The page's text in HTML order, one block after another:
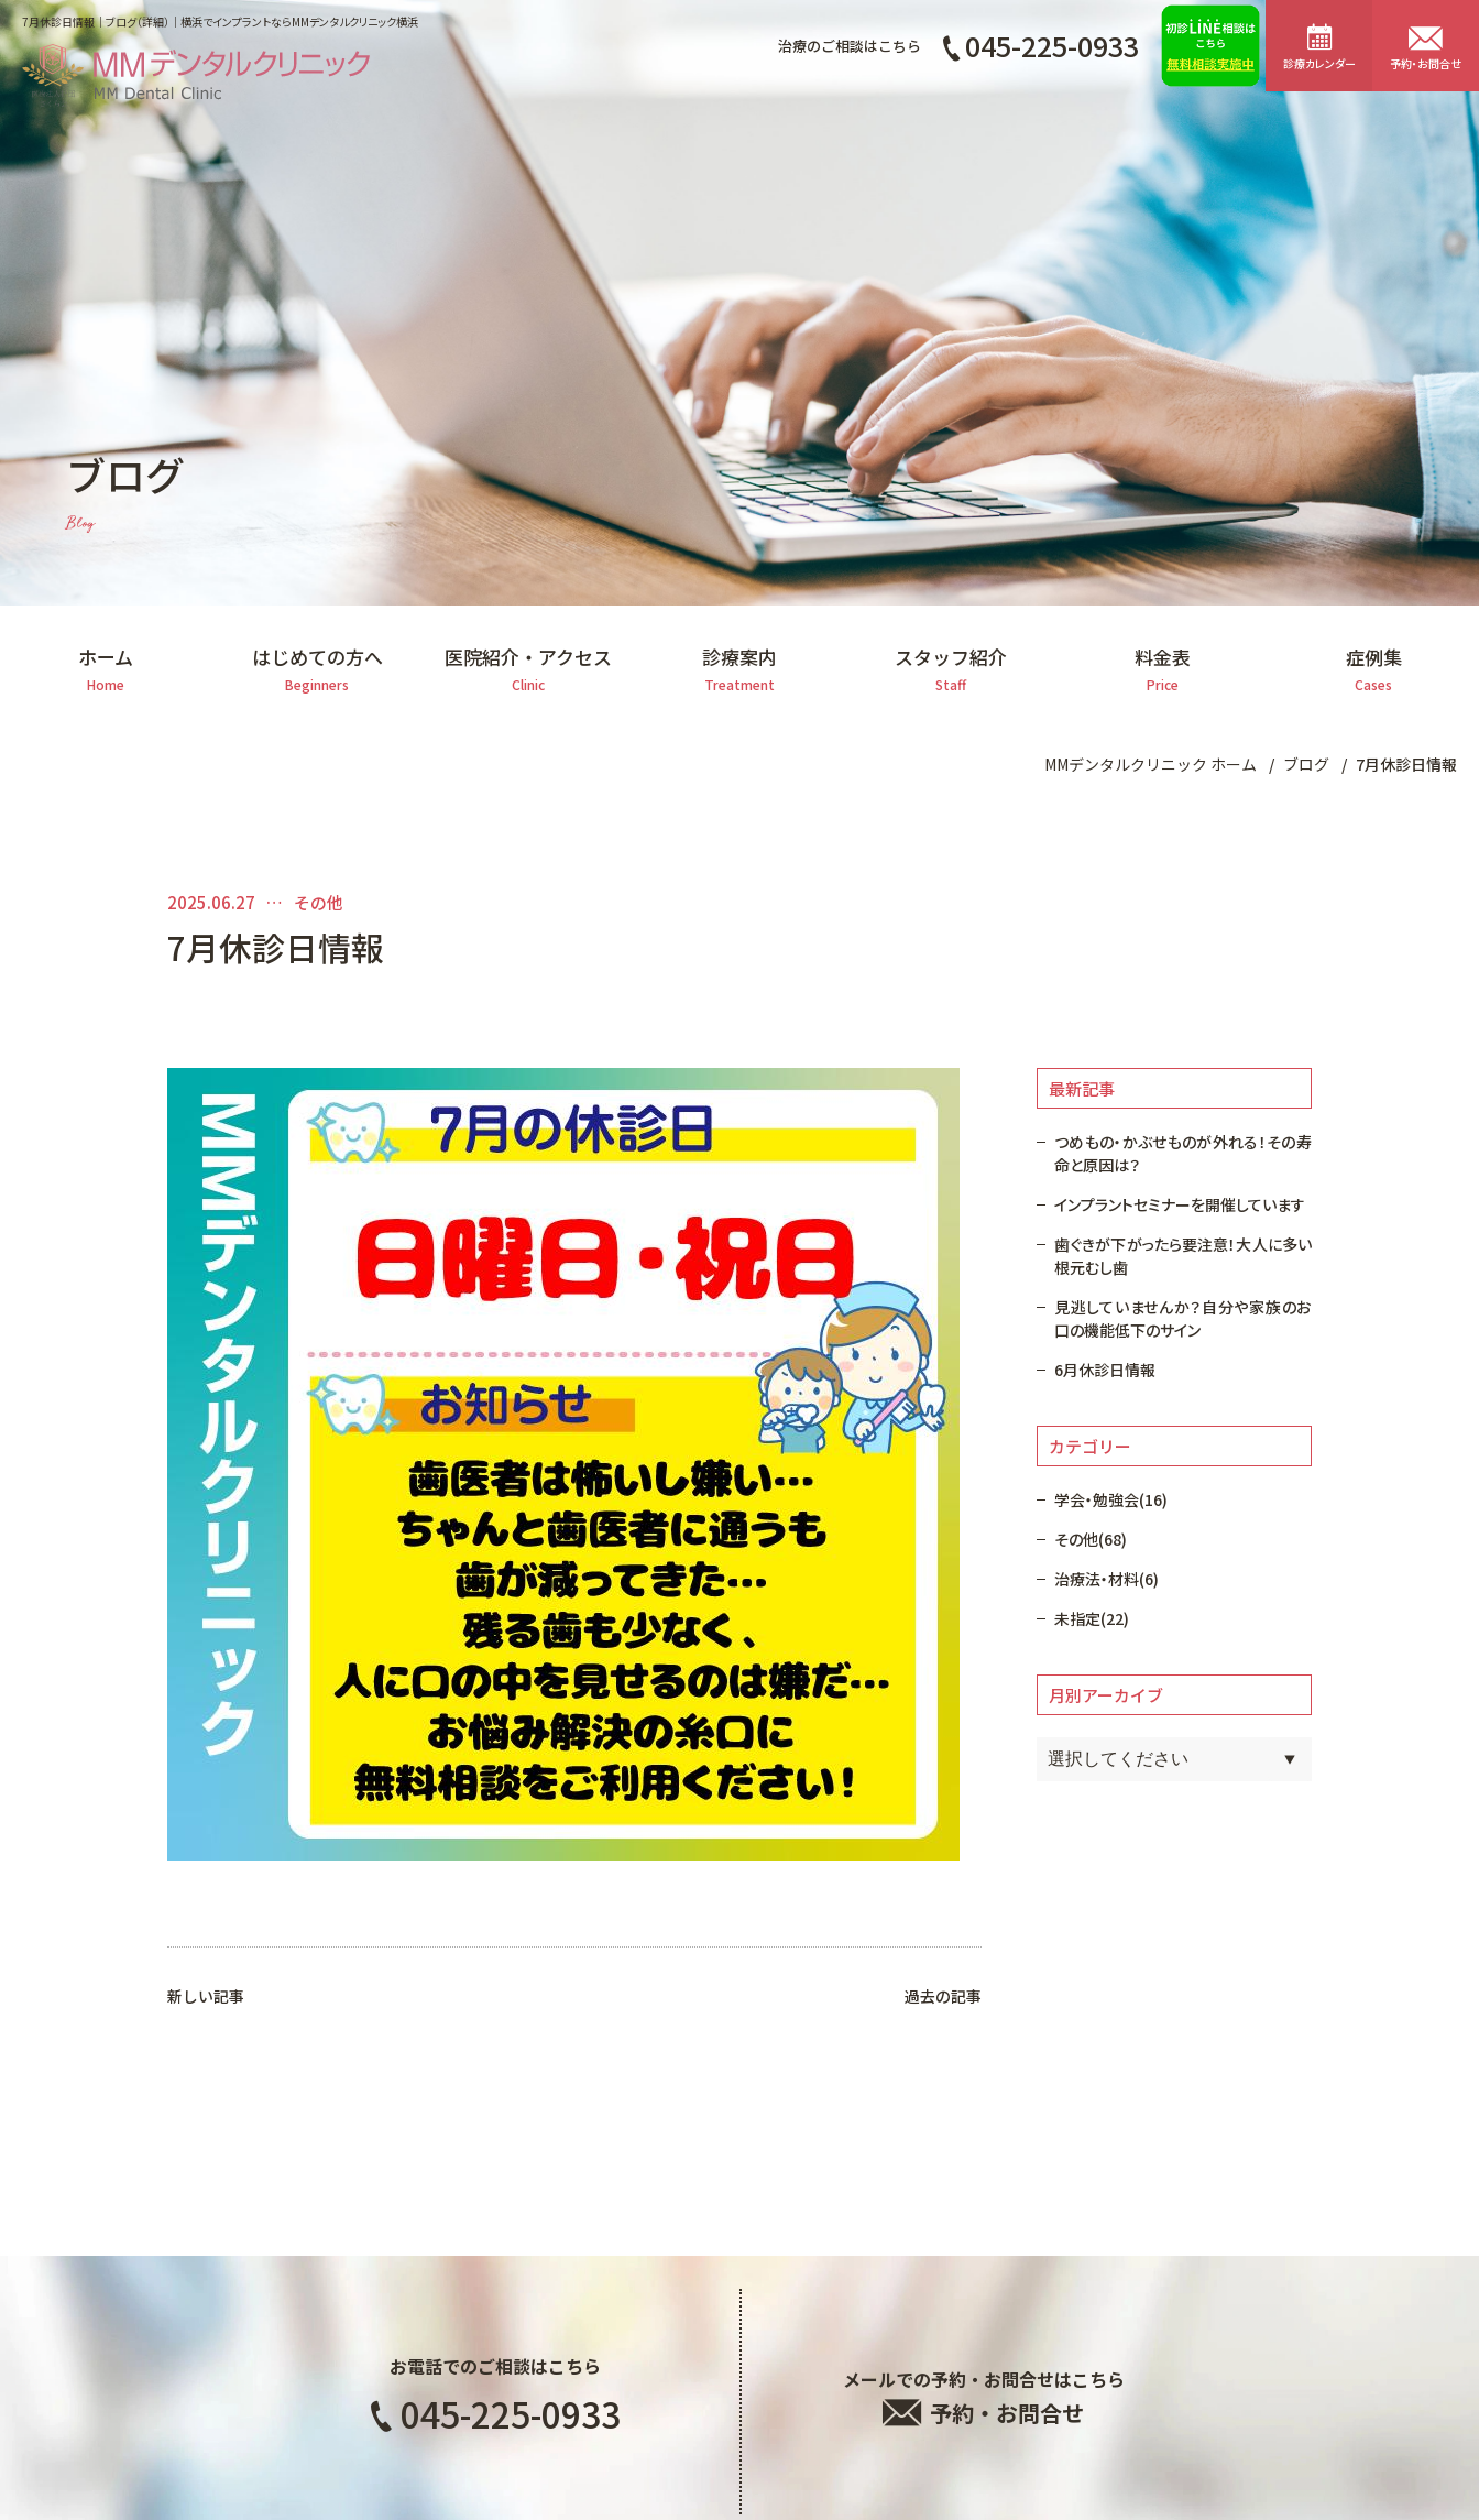
7月休診日情報｜ブログ（詳細）｜横浜でインプラントならMMデンタルクリニック横浜
治療のご相談はこちら 045-225-0933 診療カレンダー 予約・お問合せ
ブログ
Blog
ホーム
Home
はじめての方へ
Beginners
医院紹介・アクセス
Clinic
診療案内
Treatment
スタッフ紹介
Staff
料金表
Price
症例集
Cases
MMデンタルクリニック ホーム ブログ 7月休診日情報
2025.06.27 その他
7月休診日情報
新しい記事 過去の記事
最新記事
つめもの・かぶせものが外れる！その寿
命と原因は？
インプラントセミナーを開催しています
歯ぐきが下がったら要注意！大人に多い
根元むし歯
見逃していませんか？自分や家族のお
口の機能低下のサイン
6月休診日情報
カテゴリー
学会・勉強会(16)
その他(68)
治療法・材料(6)
未指定(22)
月別アーカイブ
お電話でのご相談はこちら
045-225-0933
メールでの予約・お問合せはこちら
予約・お問合せ
ホーム
スタッフ紹介
料金表
ブログ
歯科コラム
インプラントによる治療
マイクロスコープを用いた治療
矯正歯科
一般診療